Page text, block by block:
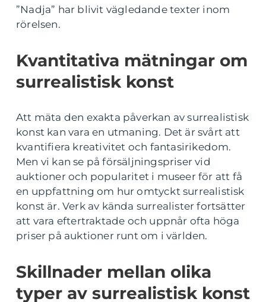
”Nadja” har blivit vägledande texter inom
rörelsen.
Kvantitativa mätningar om
surrealistisk konst
Att mäta den exakta påverkan av surrealistisk
konst kan vara en utmaning. Det är svårt att
kvantifiera kreativitet och fantasirikedom.
Men vi kan se på försäljningspriser vid
auktioner och popularitet i museer för att få
en uppfattning om hur omtyckt surrealistisk
konst är. Verk av kända surrealister fortsätter
att vara eftertraktade och uppnår ofta höga
priser på auktioner runt om i världen.
Skillnader mellan olika
typer av surrealistisk konst